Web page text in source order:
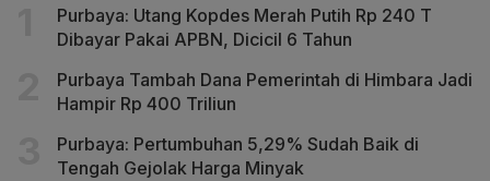
Purbaya: Utang Kopdes Merah Putih Rp 240 T
Dibayar Pakai APBN, Dicicil 6 Tahun
Purbaya Tambah Dana Pemerintah di Himbara Jadi
Hampir Rp 400 Triliun
Purbaya: Pertumbuhan 5,29% Sudah Baik di
Tengah Gejolak Harga Minyak